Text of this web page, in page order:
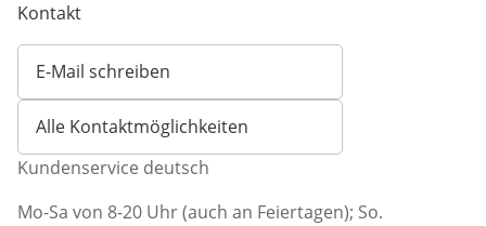
Kontakt
E-Mail schreiben
Öffnet E-Mail-Client
Alle Kontaktmöglichkeiten
Kundenservice deutsch
Mo-Sa von 8-20 Uhr (auch an Feiertagen); So.